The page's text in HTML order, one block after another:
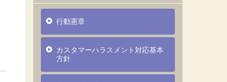
行動憲章
カスタマーハラスメント対応基本
方針